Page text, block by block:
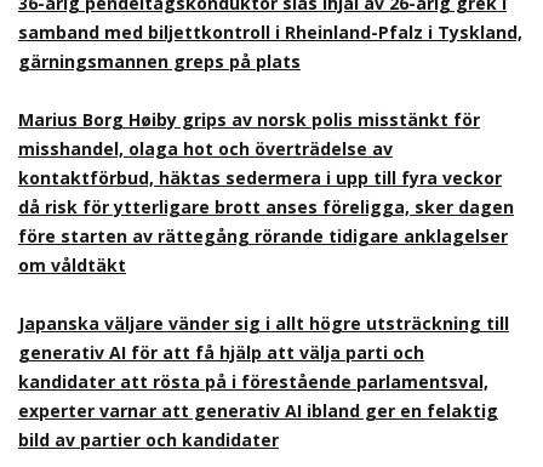
samband med biljettkontroll i Rheinland-Pfalz i Tyskland,
gärningsmannen greps på plats
Marius Borg Høiby grips av norsk polis misstänkt för
misshandel, olaga hot och överträdelse av
kontaktförbud, häktas sedermera i upp till fyra veckor
då risk för ytterligare brott anses föreligga, sker dagen
före starten av rättegång rörande tidigare anklagelser
om våldtäkt
Japanska väljare vänder sig i allt högre utsträckning till
generativ AI för att få hjälp att välja parti och
kandidater att rösta på i förestående parlamentsval,
experter varnar att generativ AI ibland ger en felaktig
bild av partier och kandidater